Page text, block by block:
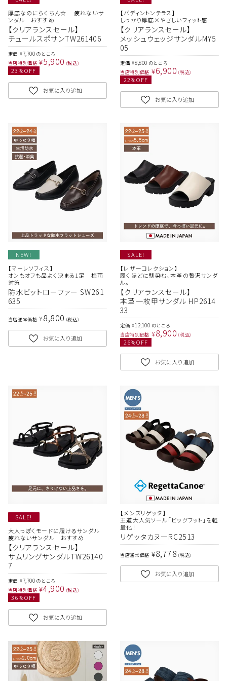
厚底なのにらくちん☆ 疲れないサ
ンダル おすすめ
【クリアランスセール】
チュールスポサンTW261406
定価 ¥7,700 のところ
当店特別価格 ¥5,900 税込
23%OFF
お気に入り追加
【パディントンテラス】
しっかり厚底×やさしいフィット感
【クリアランスセール】
メッシュウェッジサンダルMY5
05
定価 ¥8,800 のところ
当店特別価格 ¥6,900 税込
22%OFF
お気に入り追加
NEW!
【マーレソフィス】
オンもオフも品よく決まる1足 梅雨
対策
防水ビットローファー SW261
635
当店通常価格 ¥8,800 税込
お気に入り追加
SALE!
【レザーコレクション】
履くほどに馴染む、本革の贅沢サンダ
ル。
【クリアランスセール】
本革一枚甲サンダル HP2614
33
定価 ¥12,100 のところ
当店特別価格 ¥8,900 税込
26%OFF
お気に入り追加
SALE!
大人っぽくモードに履けるサンダル
疲れないサンダル おすすめ
【クリアランスセール】
サムリングサンダルTW26140
7
定価 ¥7,700 のところ
当店特別価格 ¥4,900 税込
36%OFF
お気に入り追加
【メンズリゲッタ】
王道大人気ソール「ビッグフット」を軽
量化！
リゲッタカヌーRC2513
当店通常価格 ¥8,778 税込
お気に入り追加